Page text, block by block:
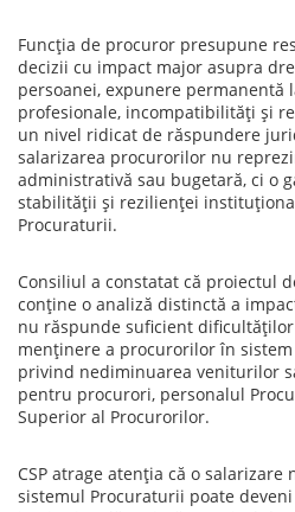
Funcția de procuror presupune
decizii cu impact major asupra
persoanei, expunere permanentă
profesionale, incompatibilități și
un nivel ridicat de răspundere
salarizarea procurorilor nu
administrativă sau bugetară, ci o
stabilității și rezilienței
Procuraturii.
Consiliul a constatat că proiectul
conține o analiză distinctă a
nu răspunde suficient
menținere a procurorilor în
privind nediminuarea veniturilor
pentru procurori, personalul
Superior al Procurorilor.
CSP atrage atenția că o salarizare
sistemul Procuraturii poate